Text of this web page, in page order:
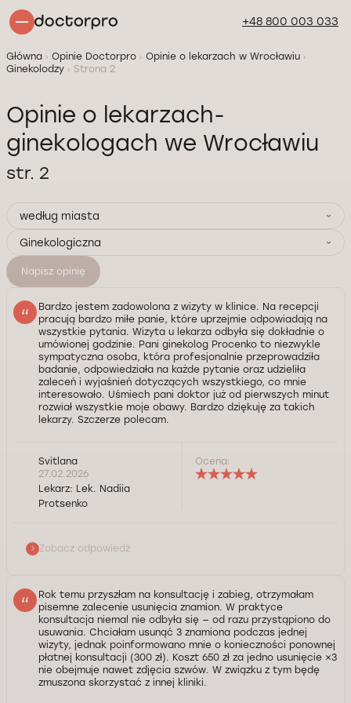
+48 800 003 033
Główna Opinie Doctorpro
Opinie o lekarzach w Wrocławiu
Ginekolodzy
Strona 2
Opinie o lekarzach-
ginekologach we Wrocławiu
str. 2
według miasta
Ginekologiczna
Napisz opinię
Bardzo jestem zadowolona z wizyty w klinice. Na recepcji
pracują bardzo miłe panie, które uprzejmie odpowiadają na
wszystkie pytania. Wizyta u lekarza odbyła się dokładnie o
umówionej godzinie. Pani ginekolog Procenko to niezwykle
sympatyczna osoba, która profesjonalnie przeprowadziła
badanie, odpowiedziała na każde pytanie oraz udzieliła
zaleceń i wyjaśnień dotyczących wszystkiego, co mnie
interesowało. Uśmiech pani doktor już od pierwszych minut
rozwiał wszystkie moje obawy. Bardzo dziękuję za takich
lekarzy. Szczerze polecam.
Szanowna Pani Svitlano, Dziękujemy za wybór naszej
kliniki oraz pozytywną opinię. Cieszymy się, że
i że czuła się Pani komfortowo podczas wizyty, a
konsultacja okazała się pomocna. Serdecznie
potrzeby jesteśmy do dyspozycji. Życzymy Pani dużo
zdrowia.
Kontrola jakości świadczonych usług Doctorpro
Svitlana
27.02.2026
Lekarz: Lek. Nadiia
Protsenko
Ocena:
Zobacz odpowiedź
Rok temu przyszłam na konsultację i zabieg, otrzymałam
pisemne zalecenie usunięcia znamion. W praktyce
konsultacja niemal nie odbyła się — od razu przystąpiono do
usuwania. Chciałam usunąć 3 znamiona podczas jednej
wizyty, jednak poinformowano mnie o konieczności ponownej
płatnej konsultacji (300 zł). Koszt 650 zł za jedno usunięcie ×3
nie obejmuje nawet zdjęcia szwów. W związku z tym będę
zmuszona skorzystać z innej kliniki.